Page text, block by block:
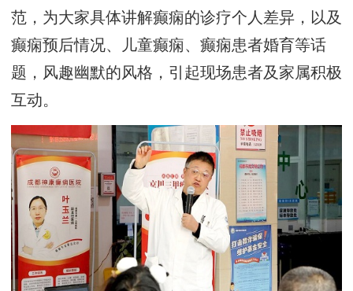
范，为大家具体讲解癫痫的诊疗个人差异，以及
癫痫预后情况、儿童癫痫、癫痫患者婚育等话
题，风趣幽默的风格，引起现场患者及家属积极
互动。